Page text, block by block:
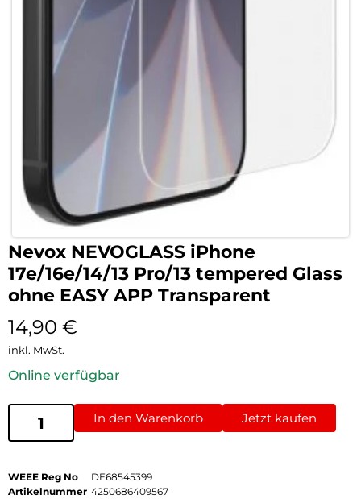
Nevox NEVOGLASS iPhone
17e/16e/14/13 Pro/13 tempered Glass
ohne EASY APP Transparent
14,90 €
inkl. MwSt.
Online verfügbar
In den Warenkorb Jetzt kaufen
WEEE Reg No
DE68545399
Artikelnummer 4250686409567